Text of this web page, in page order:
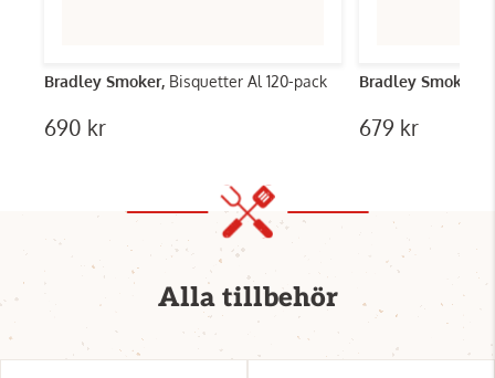
Bradley Smoker, Bisquetter Al 120-pack
690 kr
Bradley Smoker,
679 kr
Alla tillbehör